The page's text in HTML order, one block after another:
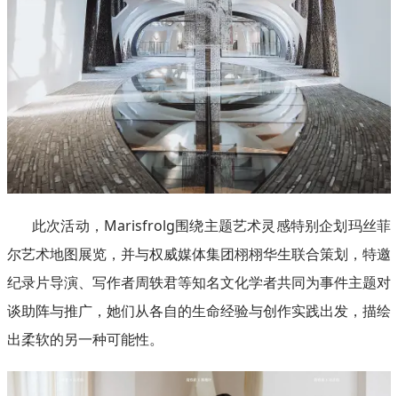
此次活动，Marisfrolg围绕主题艺术灵感特别企划玛丝菲
尔艺术地图展览，并与权威媒体集团栩栩华生联合策划，特邀
纪录片导演、写作者周轶君等知名文化学者共同为事件主题对
谈助阵与推广，她们从各自的生命经验与创作实践出发，描绘
出柔软的另一种可能性。